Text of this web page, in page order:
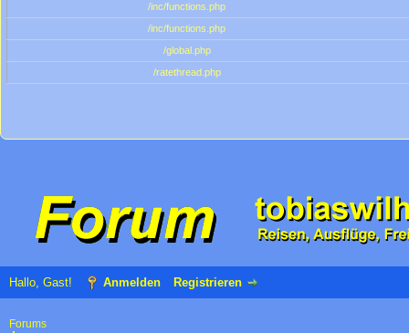
/inc/functions.php
/inc/functions.php
/global.php
/ratethread.php
Hallo, Gast! Anmelden Registrieren
Forums